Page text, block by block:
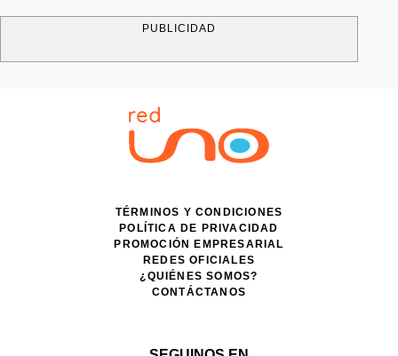
PUBLICIDAD
TÉRMINOS Y CONDICIONES
POLÍTICA DE PRIVACIDAD
PROMOCIÓN EMPRESARIAL
REDES OFICIALES
¿QUIÉNES SOMOS?
CONTÁCTANOS